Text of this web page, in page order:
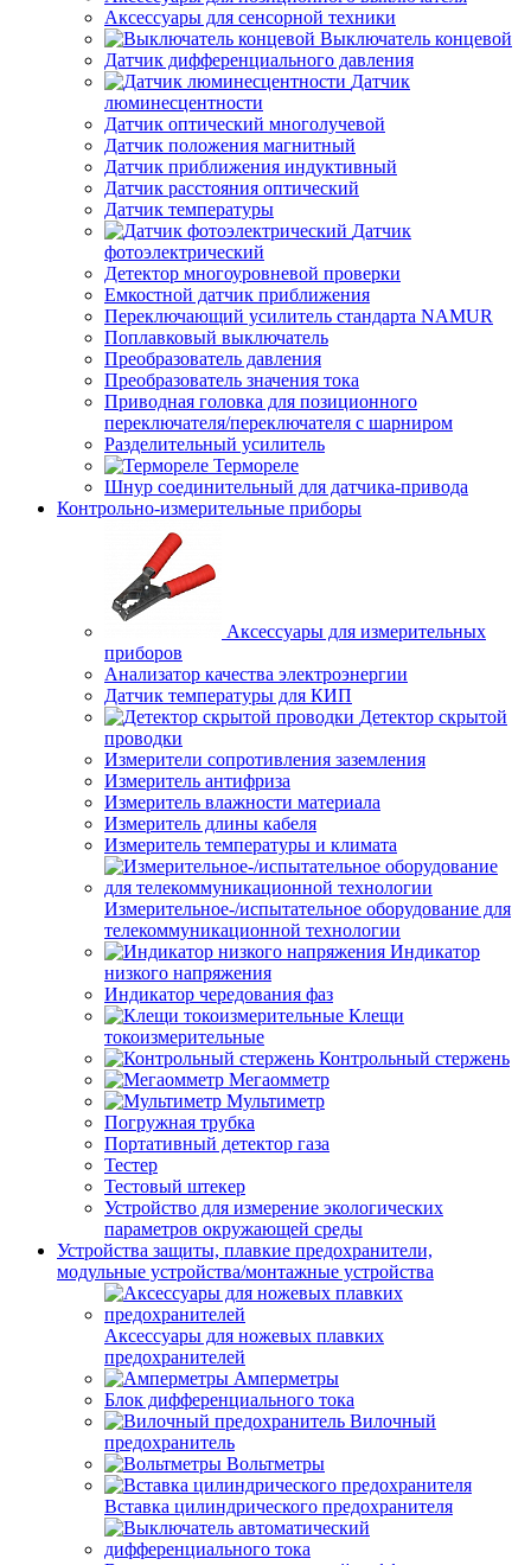
Аксессуары для сенсорной техники
Выключатель концевой
Датчик дифференциального давления
Датчик
люминесцентности
Датчик оптический многолучевой
Датчик положения магнитный
Датчик приближения индуктивный
Датчик расстояния оптический
Датчик температуры
Датчик
фотоэлектрический
Детектор многоуровневой проверки
Емкостной датчик приближения
Переключающий усилитель стандарта NAMUR
Поплавковый выключатель
Преобразователь давления
Преобразователь значения тока
Приводная головка для позиционного
переключателя/переключателя с шарниром
Разделительный усилитель
Термореле
Шнур соединительный для датчика-привода
Контрольно-измерительные приборы
Аксессуары для измерительных
приборов
Анализатор качества электроэнергии
Датчик температуры для КИП
Детектор скрытой
проводки
Измерители сопротивления заземления
Измеритель антифриза
Измеритель влажности материала
Измеритель длины кабеля
Измеритель температуры и климата
Измерительное-/испытательное оборудование для
телекоммуникационной технологии
Индикатор
низкого напряжения
Индикатор чередования фаз
Клещи
токоизмерительные
Контрольный стержень
Мегаомметр
Мультиметр
Погружная трубка
Портативный детектор газа
Тестер
Тестовый штекер
Устройство для измерение экологических
параметров окружающей среды
Устройства защиты, плавкие предохранители,
модульные устройства/монтажные устройства
Аксессуары для ножевых плавких
предохранителей
Амперметры
Блок дифференциального тока
Вилочный
предохранитель
Вольтметры
Вставка цилиндрического предохранителя